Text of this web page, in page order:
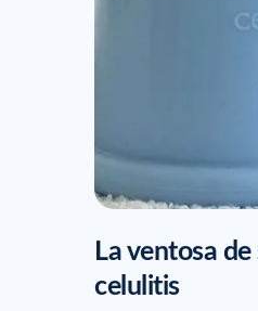
La ventosa
celulitis